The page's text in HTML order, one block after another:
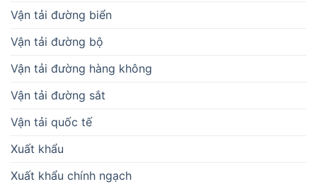
Vận tải đường biển
Vận tải đường bộ
Vận tải đường hàng không
Vận tải đường sắt
Vận tải quốc tế
Xuất khẩu
Xuất khẩu chính ngạch